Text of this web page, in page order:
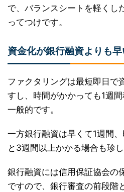
で、バランスシートを軽くし
ってつけです。
資金化が銀行融資よりも
ファクタリングは最短即日で
すし、時間がかかっても1週
一般的です。
一方銀行融資は早くて1週間
と3週間以上かかる場合も珍し
銀行融資には信用保証協会の
ですので、銀行審査の前段階